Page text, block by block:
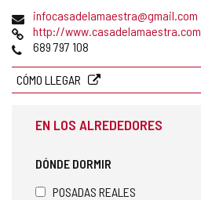
Dirección
de
correo
infocasadelamaestra@gmail.com
Página
Web
http://www.casadelamaestra.com
Teléfonos
689 797 108
CÓMO LLEGAR
EN LOS ALREDEDORES
DÓNDE DORMIR
POSADAS REALES